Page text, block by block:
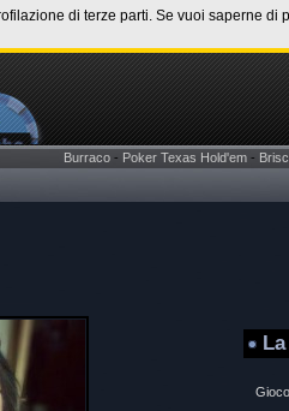
di terze parti. Se vuoi saperne
Burraco - Poker Texas Hold'em -